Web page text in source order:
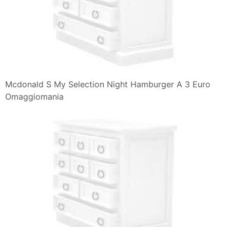
Mcdonald S My Selection Night Hamburger A 3 Euro
Omaggiomania